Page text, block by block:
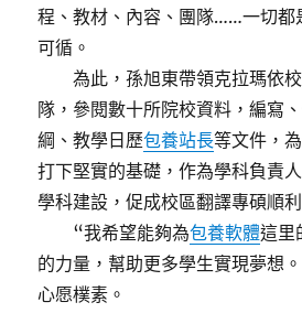
程、教材、內容、團隊……一切都
可循。
為此，孫旭東帶領克拉瑪依校
隊，參閱數十所院校資料，編寫
綱、教學日歷包養站長等文件，
打下堅實的基礎，作為學科負責
學科建設，促成校區翻譯專碩順
“我希望能夠為包養軟體這里
的力量，幫助更多學生實現夢想
心愿樸素。